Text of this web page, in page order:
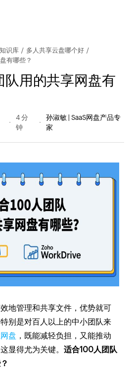
识库 / 多人共享云盘哪个好 /
有哪些？
用的共享网盘有
4 分
钟
孙淑敏 | SaaS网盘产品专
家
地管理和共享文件，优势就可
别是对百人以上的中小团队来
盘 ，既能减轻负担，又能推动
显得尤为关键。适合100人团队